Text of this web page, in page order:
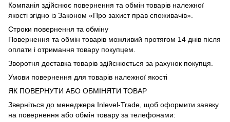
Компанія здійснює повернення та обмін товарів належної
якості згідно із Законом «Про захист прав споживачів».
Строки повернення та обміну
Повернення та обмін товарів можливий протягом 14 днів після
оплати і отримання товару покупцем.
Зворотня доставка товарів здійснюється за рахунок покупця.
Умови повернення для товарів належної якості
ЯК ПОВЕРНУТИ АБО ОБМІНЯТИ ТОВАР
Зверніться до менеджера Inlevel-Trade, щоб оформити заявку
на повернення або обмін товару за телефонами: